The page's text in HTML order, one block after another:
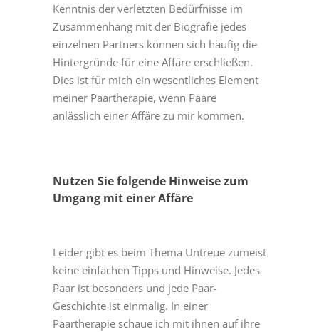
Kenntnis der verletzten Bedürfnisse im
Zusammenhang mit der Biografie jedes
einzelnen Partners können sich häufig die
Hintergründe für eine Affäre erschließen.
Dies ist für mich ein wesentliches Element
meiner Paartherapie, wenn Paare
anlässlich einer Affäre zu mir kommen.
Nutzen Sie folgende Hinweise zum
Umgang mit einer Affäre
Leider gibt es beim Thema Untreue zumeist
keine einfachen Tipps und Hinweise. Jedes
Paar ist besonders und jede Paar-
Geschichte ist einmalig. In einer
Paartherapie schaue ich mit ihnen auf ihre